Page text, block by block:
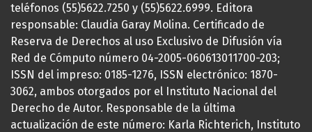
teléfonos (55)5622.7250 y (55)5622.6999. Editora
responsable: Claudia Garay Molina. Certificado de
Reserva de Derechos al uso Exclusivo de Difusión vía
Red de Cómputo número 04-2005-060613011700-203;
ISSN del impreso: 0185-1276, ISSN electrónico: 1870-
3062, ambos otorgados por el Instituto Nacional del
Derecho de Autor. Responsable de la última
actualización de este número: Karla Richterich, Instituto